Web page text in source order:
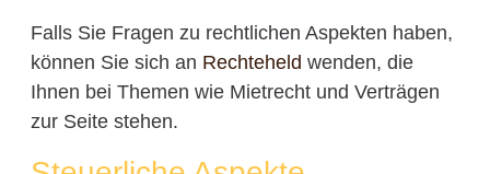
Falls Sie Fragen zu rechtlichen Aspekten haben,
können Sie sich an Rechteheld wenden, die
Ihnen bei Themen wie Mietrecht und Verträgen
zur Seite stehen.